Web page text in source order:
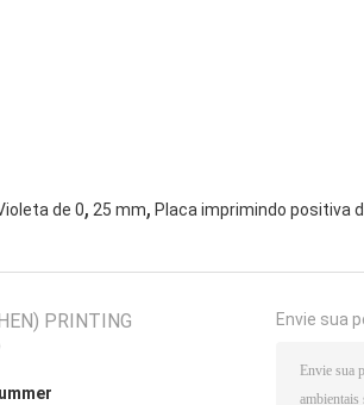
de 0, 25 mm, Placa imprimindo positiva
PRINTING
Envie sua